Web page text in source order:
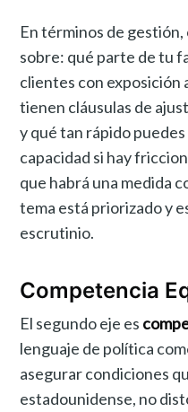
En términos de
sobre: qué parte de tu
clientes con exposición
tienen cláusulas de
y qué tan rápido
capacidad si hay
que habrá una medida
tema está priorizado y
escrutinio.
Competencia
El segundo eje es
lenguaje de política
asegurar condiciones
estadounidense, no